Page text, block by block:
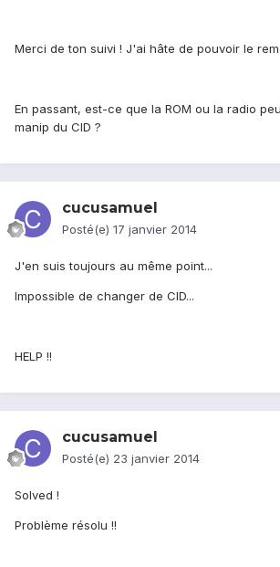
Merci de ton suivi ! J'ai hâte de pouvoir le
En passant, est-ce que la ROM ou la radio
manip du CID ?
cucusamuel
Posté(e) 17 janvier 2014
J'en suis toujours au même point...
Impossible de changer de CID...
HELP !!
cucusamuel
Posté(e) 23 janvier 2014
Solved !
Problème résolu !!